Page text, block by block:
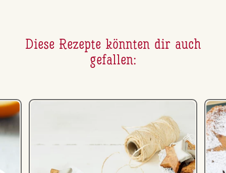
Diese Rezepte könnten dir auch
gefallen: